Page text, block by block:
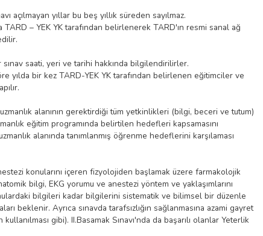
açılmayan yıllar bu beş yıllık süreden sayılmaz.
TARD – YEK YK tarafından belirlenerek TARD'ın resmi sanal ağ
sınav saati, yeri ve tarihi hakkında bilgilendirilirler.
yılda bir kez TARD-YEK YK tarafından belirlenen eğitimciler ve
alanının gerektirdiği tüm yetkinlikleri (bilgi, beceri ve tutum)
eğitim programında belirtilen hedefleri kapsamasını
alanında tanımlanmış öğrenme hedeflerini karşılaması
konularını içeren fizyolojiden başlamak üzere farmakolojik
bilgi, EKG yorumu ve anestezi yöntem ve yaklaşımlarını
bilgileri kadar bilgilerini sistematik ve bilimsel bir düzenle
beklenir. Ayrıca sınavda tarafsızlığın sağlanmasına azami gayret
gibi). II.Basamak Sınavı'nda da başarılı olanlar Yeterlik